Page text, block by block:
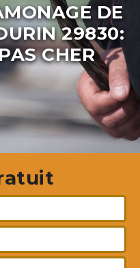
DE
29830:
CHER